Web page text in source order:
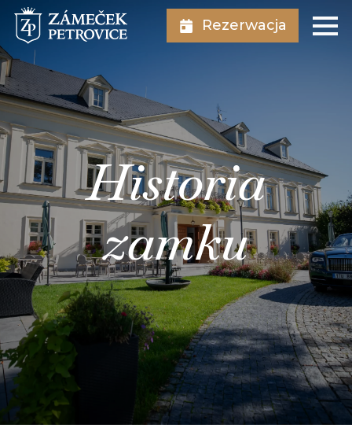
Rezerwacja
Historia
zamku